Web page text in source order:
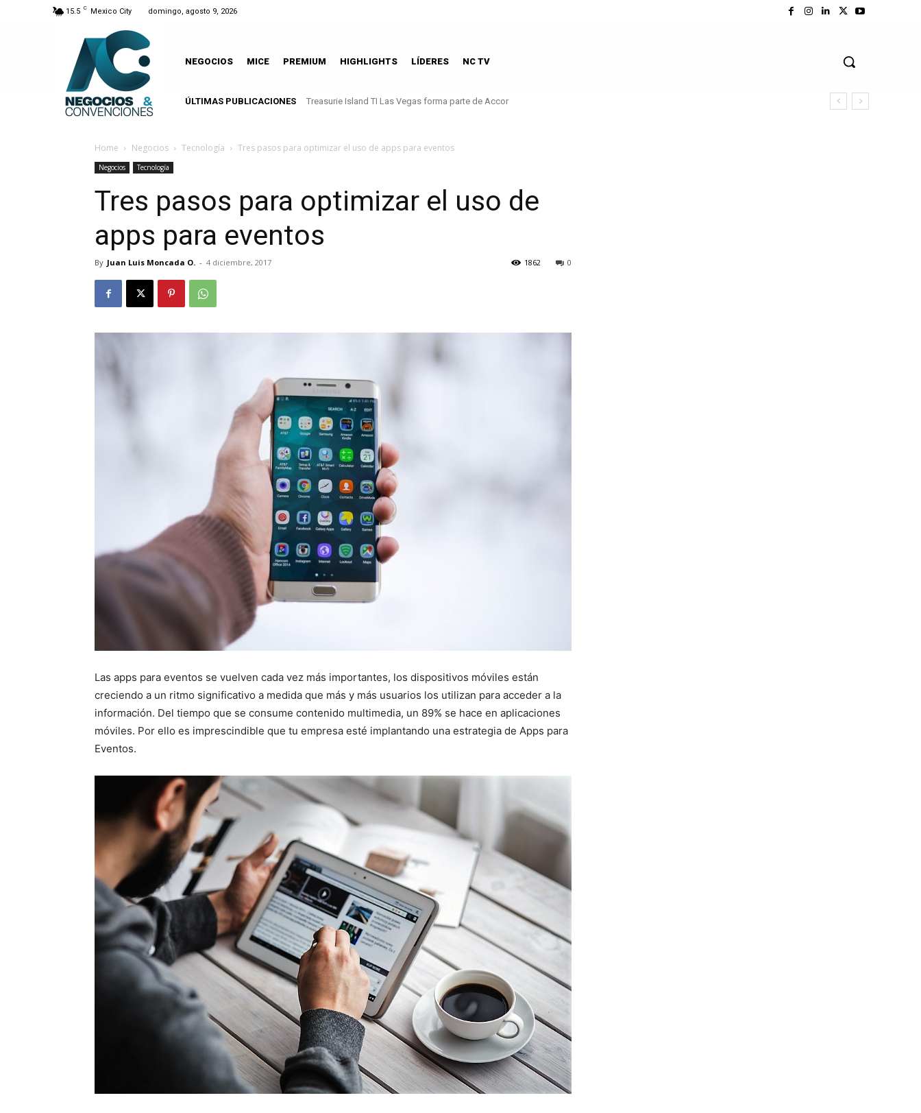
15.5 C Mexico City domingo, agosto 9, 2026
NEGOCIOS MICE PREMIUM HIGHLIGHTS LÍDERES NC TV
ÚLTIMAS PUBLICACIONES Treasurie Island TI Las Vegas forma parte de Accor
Home Negocios Tecnología Tres pasos para optimizar el uso de apps para eventos
Negocios Tecnología
Tres pasos para optimizar el uso de
apps para eventos
By Juan Luis Moncada O. - 4 diciembre, 2017 0
1862
Las apps para eventos se vuelven cada vez más importantes, los dispositivos móviles están
creciendo a un ritmo significativo a medida que más y más usuarios los utilizan para acceder a la
información. Del tiempo que se consume contenido multimedia, un 89% se hace en aplicaciones
móviles. Por ello es imprescindible que tu empresa esté implantando una estrategia de Apps para
Eventos.